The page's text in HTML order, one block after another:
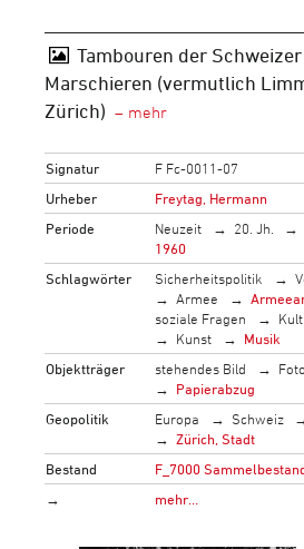
Tambouren der
Marschieren (vermutlich
Zürich)
Signatur
F Fc-0011-07
Urheber
Freytag, Hermann
Periode
Neuzeit 20. Jh.
1960
Schlagwörter
Sicherheitspolitik
Armee
soziale Fragen
Kunst
Musik
Objektträger
stehendes Bild
Papierabzug
Geopolitik
Europa Schweiz
Zürich, Stadt
Bestand
F_7000
→
mehr…